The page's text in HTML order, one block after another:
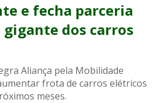
e fecha parceria
gigante dos carros
Aliança pela Mobilidade
frota de carros elétricos
meses.